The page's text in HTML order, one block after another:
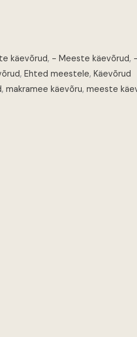
käevõrud, - Meeste käevõrud, -
,Ehted meestele,Käevõrud
,makramee käevõru,meeste